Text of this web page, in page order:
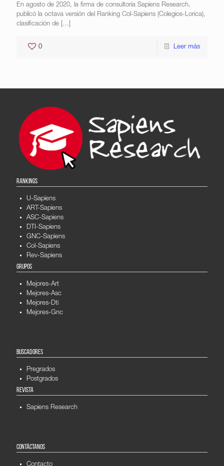
En agosto de 2020, la firma de consultoría Sapiens Research,
publicó la octava versión del Ranking Col-Sapiens (Colegios-Lorica),
clasificación de […]
0 Leer más
RANKINGS
U-Sapiens
ART-Sapiens
ASC-Sapiens
DTI-Sapiens
GNC-Sapiens
Col-Sapiens
Rev-Sapiens
GRUPOS
Mejores-Art
Mejores-Asc
Mejores-Dti
Mejores-Gnc
BUSCADORES
Pregrados
Postgrados
REVISTA
Sapiens Research
CONTÁCTANOS